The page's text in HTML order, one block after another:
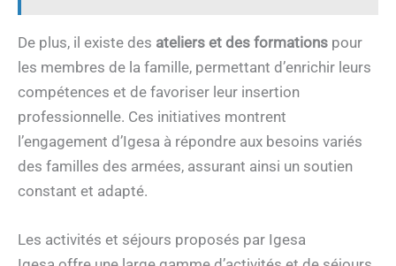
De plus, il existe des ateliers et des formations pour
les membres de la famille, permettant d’enrichir leurs
compétences et de favoriser leur insertion
professionnelle. Ces initiatives montrent
l’engagement d’Igesa à répondre aux besoins variés
des familles des armées, assurant ainsi un soutien
constant et adapté.
Les activités et séjours proposés par Igesa